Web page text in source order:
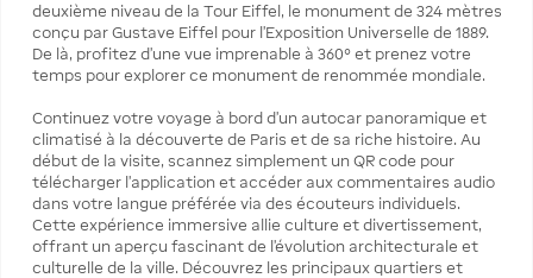
deuxième niveau de la Tour Eiffel, le monument de 324 mètres
conçu par Gustave Eiffel pour l'Exposition Universelle de 1889.
De là, profitez d'une vue imprenable à 360° et prenez votre
temps pour explorer ce monument de renommée mondiale.
Continuez votre voyage à bord d'un autocar panoramique et
climatisé à la découverte de Paris et de sa riche histoire. Au
début de la visite, scannez simplement un QR code pour
télécharger l'application et accéder aux commentaires audio
dans votre langue préférée via des écouteurs individuels.
Cette expérience immersive allie culture et divertissement,
offrant un aperçu fascinant de l’évolution architecturale et
culturelle de la ville. Découvrez les principaux quartiers et